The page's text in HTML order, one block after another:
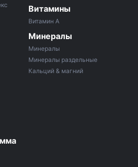
Витамины
Витамин A
Минералы
Минералы
Минералы раздельные
Кальций & магний